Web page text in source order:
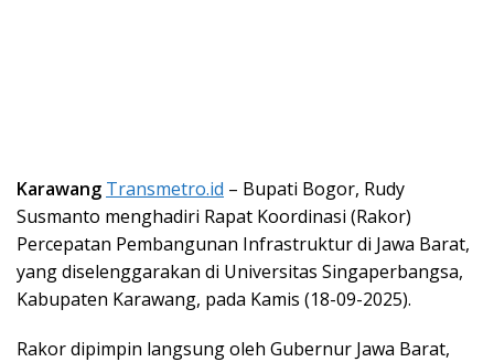
Karawang Transmetro.id – Bupati Bogor, Rudy
Susmanto menghadiri Rapat Koordinasi (Rakor)
Percepatan Pembangunan Infrastruktur di Jawa Barat,
yang diselenggarakan di Universitas Singaperbangsa,
Kabupaten Karawang, pada Kamis (18-09-2025).
Rakor dipimpin langsung oleh Gubernur Jawa Barat,